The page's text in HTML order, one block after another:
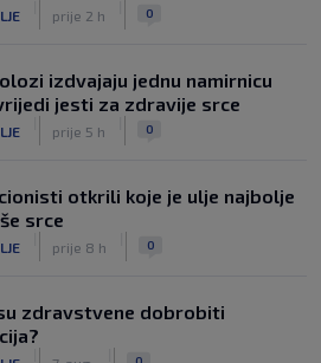
prije 2 h 0
izdvajaju jednu namirnicu
jesti za zdravije srce
prije 5 h 0
otkrili koje je ulje najbolje
srce
prije 8 h 0
zdravstvene dobrobiti
0